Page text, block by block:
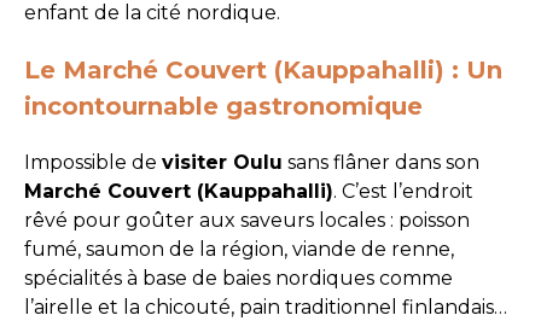
enfant de la cité nordique.
Le Marché Couvert (Kauppahalli) : Un
incontournable gastronomique
Impossible de visiter Oulu sans flâner dans son
Marché Couvert (Kauppahalli). C’est l’endroit
rêvé pour goûter aux saveurs locales : poisson
fumé, saumon de la région, viande de renne,
spécialités à base de baies nordiques comme
l’airelle et la chicouté, pain traditionnel finlandais…